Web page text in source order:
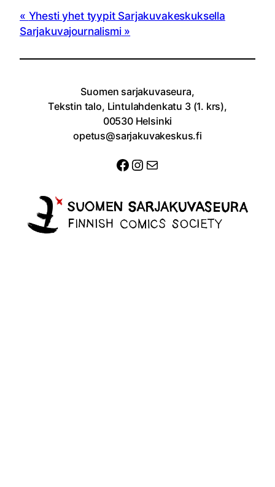
Yhesti yhet tyypit Sarjakuvakeskuksella
Sarjakuvajournalismi
Suomen sarjakuvaseura,
Tekstin talo, Lintulahdenkatu 3 (1. krs),
00530 Helsinki
opetus@sarjakuvakeskus.fi
Facebook
Instagram
Sähköposti